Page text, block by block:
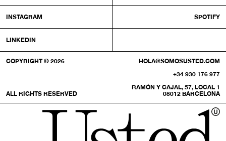
INSTAGRAM SPOTIFY
LINKEDIN
COPYRIGHT © 2026
ALL RIGHTS RESERVED
HOLA@SOMOSUSTED.COM
+34 930 176 977
RAMÓN Y CAJAL, 57, LOCAL 1
08012 BARCELONA